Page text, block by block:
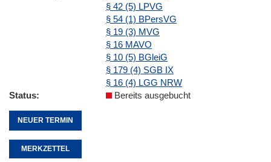
§ 42 (5) LPVG
§ 54 (1) BPersVG
§ 19 (3) MVG
§ 16 MAVO
§ 10 (5) BGleiG
§ 179 (4) SGB IX
§ 16 (4) LGG NRW
Status
Bereits ausgebucht
NEUER TERMIN
MERKZETTEL